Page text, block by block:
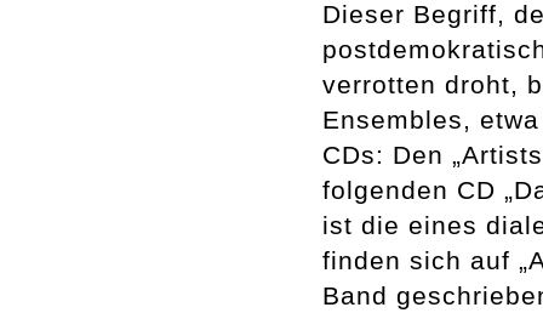
Dieser Begriff,
verrotten droht,
Ensembles,
CDs: Den
folgenden CD
ist die eines
finden sich auf
Band